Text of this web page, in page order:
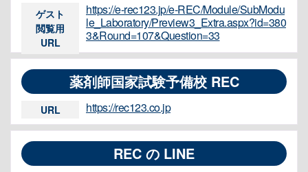
ゲスト
閲覧用
URL
https://e-rec123.jp/e-REC/Module/SubModu
le_Laboratory/Preview3_Extra.aspx?id=380
3&Round=107&Question=33
薬剤師国家試験予備校 REC
URL https://rec123.co.jp
REC の LINE